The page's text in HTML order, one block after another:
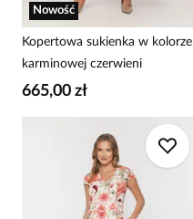
Nowość
Kopertowa sukienka w kolorze
karminowej czerwieni
665,00 zł